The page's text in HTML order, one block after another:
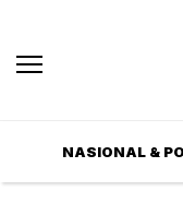
NASIONAL &